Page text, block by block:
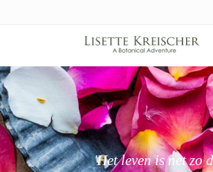
'Het leven is net zo